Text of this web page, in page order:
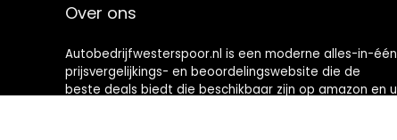
Over ons
Autobedrijfwesterspoor.nl is een moderne alles-in-één
prijsvergelijkings- en beoordelingswebsite die de
beste deals biedt die beschikbaar zijn op amazon en u